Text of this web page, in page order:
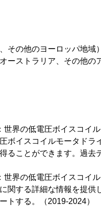
その他のヨーロッパ地域）
ーストラリア、その他の
世界の低電圧ボイスコイ
ボイスコイルモータドラ
ることができます。過去
世界の低電圧ボイスコイ
関する詳細な情報を提供
トする。（2019-2024）